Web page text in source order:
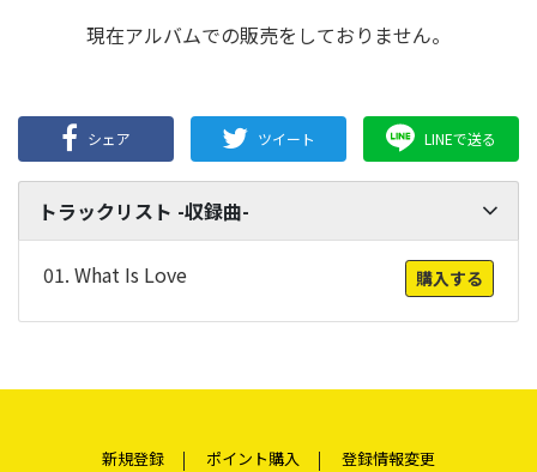
現在アルバムでの販売をしておりません。
シェア ツイート LINEで送る
トラックリスト -収録曲-
01. What Is Love 購入する
新規登録 ポイント購入
登録情報変更